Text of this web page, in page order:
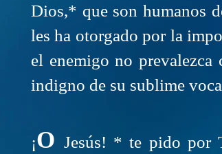
Dios,* que son humanos
les ha otorgado por la
el enemigo no
indigno de su sublime
¡OJesús! * te pido por